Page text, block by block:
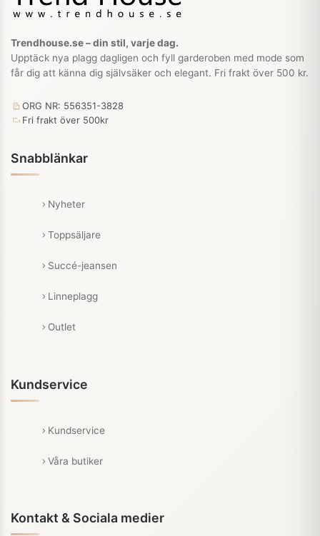
Trendhouse.se – din stil, varje dag.
Upptäck nya plagg dagligen och fyll garderoben med mode som
får dig att känna dig självsäker och elegant. Fri frakt över 500 kr.
ORG NR: 556351-3828
Fri frakt över 500kr
Snabblänkar
Nyheter
Toppsäljare
Succé-jeansen
Linneplagg
Outlet
Kundservice
Kundservice
Våra butiker
Kontakt & Sociala medier